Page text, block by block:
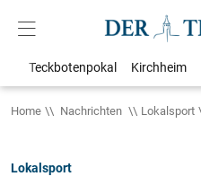
Teckbotenpokal Kirchheim
Home Nachrichten Lokalsport
Lokalsport